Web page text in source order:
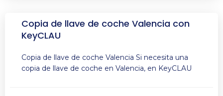
Copia de llave de coche Valencia con
KeyCLAU
Copia de llave de coche Valencia Si necesita una
copia de llave de coche en Valencia, en KeyCLAU